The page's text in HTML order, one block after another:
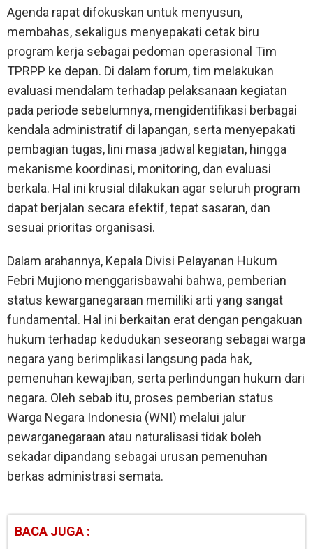
Agenda rapat difokuskan untuk menyusun,
membahas, sekaligus menyepakati cetak biru
program kerja sebagai pedoman operasional Tim
TPRPP ke depan. Di dalam forum, tim melakukan
evaluasi mendalam terhadap pelaksanaan kegiatan
pada periode sebelumnya, mengidentifikasi berbagai
kendala administratif di lapangan, serta menyepakati
pembagian tugas, lini masa jadwal kegiatan, hingga
mekanisme koordinasi, monitoring, dan evaluasi
berkala. Hal ini krusial dilakukan agar seluruh program
dapat berjalan secara efektif, tepat sasaran, dan
sesuai prioritas organisasi.
Dalam arahannya, Kepala Divisi Pelayanan Hukum
Febri Mujiono menggarisbawahi bahwa, pemberian
status kewarganegaraan memiliki arti yang sangat
fundamental. Hal ini berkaitan erat dengan pengakuan
hukum terhadap kedudukan seseorang sebagai warga
negara yang berimplikasi langsung pada hak,
pemenuhan kewajiban, serta perlindungan hukum dari
negara. Oleh sebab itu, proses pemberian status
Warga Negara Indonesia (WNI) melalui jalur
pewarganegaraan atau naturalisasi tidak boleh
sekadar dipandang sebagai urusan pemenuhan
berkas administrasi semata.
BACA JUGA :